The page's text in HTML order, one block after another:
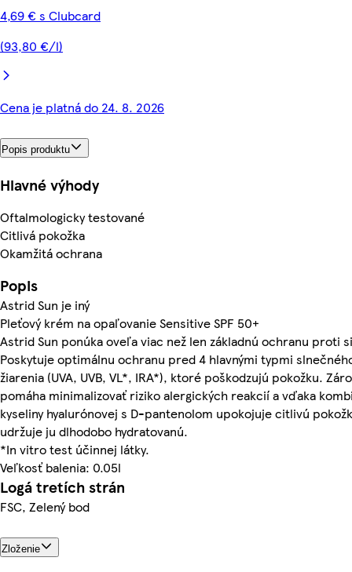
4,69 € s Clubcard
(93,80 €/l)
Cena je platná do 24. 8. 2026
Popis produktu
Hlavné výhody
Oftalmologicky testované
Citlivá pokožka
Okamžitá ochrana
Popis
Astrid Sun je iný
Pleťový krém na opaľovanie Sensitive SPF 50+
Astrid Sun ponúka oveľa viac než len základnú ochranu proti
Poskytuje optimálnu ochranu pred 4 hlavnými typmi
žiarenia (UVA, UVB, VL*, IRA*), ktoré poškodzujú pokožku.
pomáha minimalizovať riziko alergických reakcií a vďaka
kyseliny hyalurónovej s D-pantenolom upokojuje citlivú
udržuje ju dlhodobo hydratovanú.
*In vitro test účinnej látky.
Veľkosť balenia: 0.05l
Logá tretích strán
FSC, Zelený bod
Zloženie